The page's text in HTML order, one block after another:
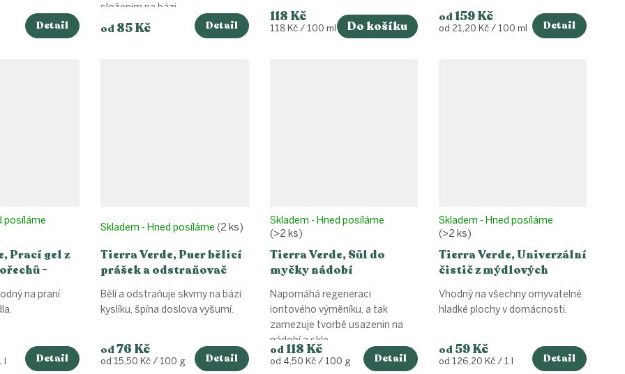
Detail od 85 Kč Detail
složením na bázi...
118 Kč
Měrná
118 Kč / 100 ml Do košíku
od159 Kč
Měrná
od 21,20 Kč / 100 ml Detail
Prací gel z
-
posíláme
Detail
na praní
Tierra Verde, Puer bělicí
prášek a odstraňovač
Skladem - Hned posíláme(2 ks)
od76 Kč
Měrná
od 15,50 Kč / 100 g Detail
Bělí a odstraňuje skvrny na bázi
kyslíku, špína doslova vyšumí.
Tierra Verde, Sůl do
myčky nádobí
Skladem - Hned posíláme
(>2 ks)
od118 Kč
Měrná
od 4,50 Kč / 100 g Detail
Napomáhá regeneraci
iontového výměníku, a tak
zamezuje tvorbě usazenin na
nádobí a skle.
Tierra Verde, Univerzální
čistič z mýdlových
Skladem - Hned posíláme
(>2 ks)
od59 Kč
Měrná
od 126,20 Kč / 1 l Detail
Vhodný na všechny omyvatelné
hladké plochy v domácnosti.